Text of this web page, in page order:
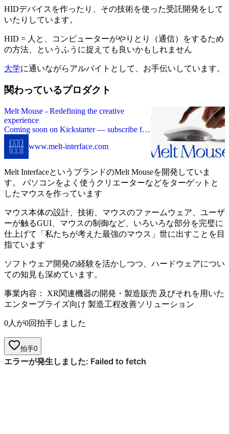
HIDデバイスを作ったり、その技術を使った受託開発をして
いたりしています。
HID = 人と、コンピューターがやりとり（通信）をするため
の方法、というふうに捉えても良いかもしれません
大学に通いながらアルバイトとして、お手伝いしています。
関わっているプロダクト
Melt Mouse - Redefining the creative
experience
Coming soon on Kickstarter — subscribe for
early access to a revolutionary interface
experience.www.melt-interface.com
Melt InterfaceというブランドのMelt Mouseを開発していま
す。 パソコンをよく使うクリエーターなどをターゲットと
したマウスを作っています
マウス本体の設計、技術、マウスのファームウェア、ユーザ
ーが触るGUI、マウスの制御など、いろいろな部分を完璧に
仕上げて「私たちが考えた最強のマウス」世に出すことを目
指ています
ソフトウェア開発の経験を活かしつつ、ハードウェアについ
ての知見も深めています。
事業内容： XR関連機器の開発・製造販売 及びそれを用いた
エンタープライズ向け 製造工程改善ソリューション
0人が0回拍手しました
拍手0